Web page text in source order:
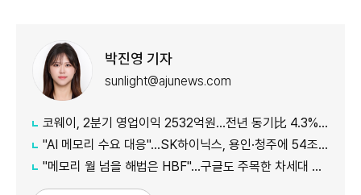
박진영 기자
sunlight@ajunews.com
코웨이, 2분기 영업이익 2532억원…전년 동기比 4.3% 증가
"AI 메모리 수요 대응"…SK하이닉스, 용인·청주에 54조원 투자
"메모리 월 넘을 해법은 HBF"…구글도 주목한 차세대 AI 메모리